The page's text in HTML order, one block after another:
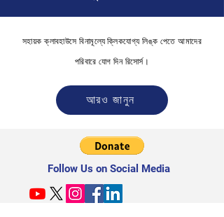
সহায়ক ক্লাবহাউসে বিনামূল্যে ক্লিকযোগ্য লিঙ্ক পেতে আমাদের
পরিবারে যোগ দিনরিসোর্স।
আরও জানুন
Follow Us on Social Media